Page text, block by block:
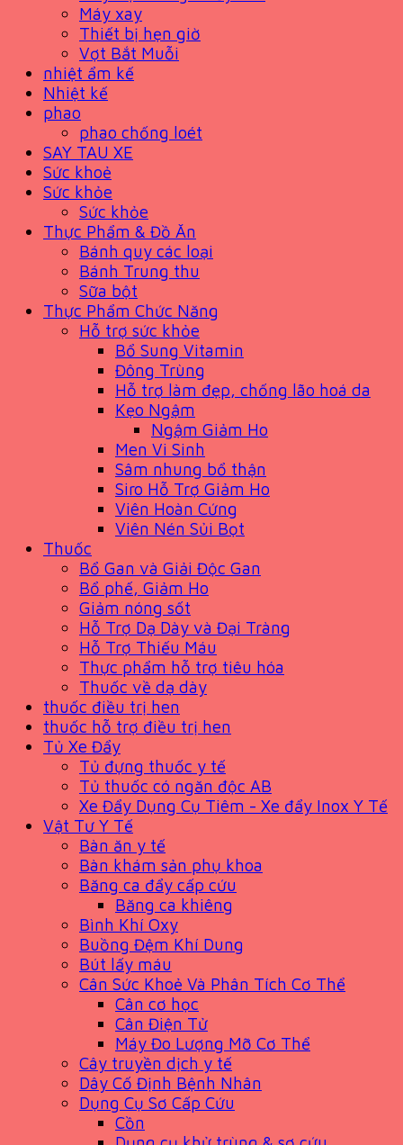
Máy xay
Thiết bị hẹn giờ
Vợt Bắt Muỗi
nhiệt ẩm kế
Nhiệt kế
phao
phao chống loét
SAY TAU XE
Sức khoẻ
Sức khỏe
Sức khỏe
Thực Phẩm & Đồ Ăn
Bánh quy các loại
Bánh Trung thu
Sữa bột
Thực Phẩm Chức Năng
Hỗ trợ sức khỏe
Bổ Sung Vitamin
Đông Trùng
Hỗ trợ làm đẹp, chống lão hoá da
Kẹo Ngậm
Ngậm Giảm Ho
Men Vi Sinh
Sâm nhung bổ thận
Siro Hỗ Trợ Giảm Ho
Viên Hoàn Cứng
Viên Nén Sủi Bọt
Thuốc
Bổ Gan và Giải Độc Gan
Bổ phế, Giảm Ho
Giảm nóng sốt
Hỗ Trợ Dạ Dày và Đại Tràng
Hỗ Trợ Thiếu Máu
Thực phẩm hỗ trợ tiêu hóa
Thuốc về dạ dày
thuốc điều trị hen
thuốc hỗ trợ điều trị hen
Tủ Xe Đẩy
Tủ đựng thuốc y tế
Tủ thuốc có ngăn độc AB
Xe Đẩy Dụng Cụ Tiêm - Xe đẩy Inox Y Tế
Vật Tư Y Tế
Bàn ăn y tế
Bàn khám sản phụ khoa
Băng ca đẩy cấp cứu
Băng ca khiêng
Bình Khí Oxy
Buồng Đệm Khí Dung
Bút lấy máu
Cân Sức Khoẻ Và Phân Tích Cơ Thể
Cân cơ học
Cân Điện Tử
Máy Đo Lượng Mỡ Cơ Thể
Cây truyền dịch y tế
Dây Cố Định Bệnh Nhân
Dụng Cụ Sơ Cấp Cứu
Cồn